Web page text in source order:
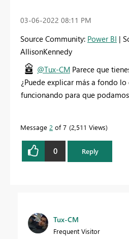
‎03-06-2022 08:11 PM
Source Community: Power BI |
AllisonKennedy
@Tux-CM Parece que
¿Puede explicar más a fondo lo
funcionando para que
Message 2 of 7 2,511 Views
0 Reply
Tux-CM
Frequent Visitor